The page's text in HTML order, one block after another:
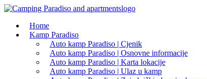
Home
Kamp Paradiso
Auto kamp Paradiso | Cjenik
Auto kamp Paradiso | Osnovne informacije
Auto kamp Paradiso | Karta lokacije
Auto kamp Paradiso | Ulaz u kamp